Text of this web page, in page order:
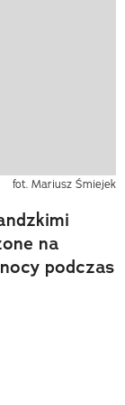
fot. Mariusz Śmiejek
na
podczas